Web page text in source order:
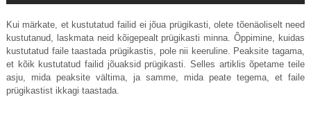
Kui märkate, et kustutatud failid ei jõua prügikasti, olete tõenäoliselt need
kustutanud, laskmata neid kõigepealt prügikasti minna. Õppimine, kuidas
kustutatud faile taastada prügikastis, pole nii keeruline. Peaksite tagama,
et kõik kustutatud failid jõuaksid prügikasti. Selles artiklis õpetame teile
asju, mida peaksite vältima, ja samme, mida peate tegema, et faile
prügikastist ikkagi taastada.